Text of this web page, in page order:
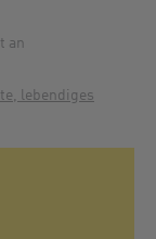
an
lebendiges